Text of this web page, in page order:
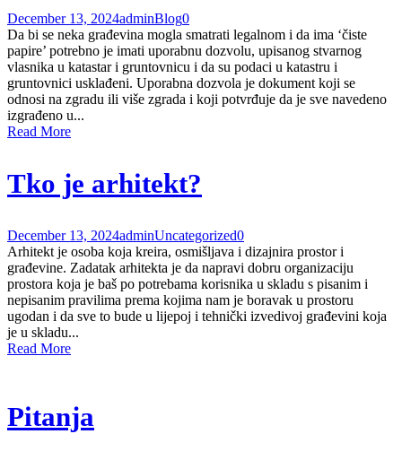
December 13, 2024adminBlog0
Da bi se neka građevina mogla smatrati legalnom i da ima ‘čiste
papire’ potrebno je imati uporabnu dozvolu, upisanog stvarnog
vlasnika u katastar i gruntovnicu i da su podaci u katastru i
gruntovnici usklađeni. Uporabna dozvola je dokument koji se
odnosi na zgradu ili više zgrada i koji potvrđuje da je sve navedeno
izgrađeno u...
Read More
Tko je arhitekt?
December 13, 2024adminUncategorized0
Arhitekt je osoba koja kreira, osmišljava i dizajnira prostor i
građevine. Zadatak arhitekta je da napravi dobru organizaciju
prostora koja je baš po potrebama korisnika u skladu s pisanim i
nepisanim pravilima prema kojima nam je boravak u prostoru
ugodan i da sve to bude u lijepoj i tehnički izvedivoj građevini koja
je u skladu...
Read More
Pitanja